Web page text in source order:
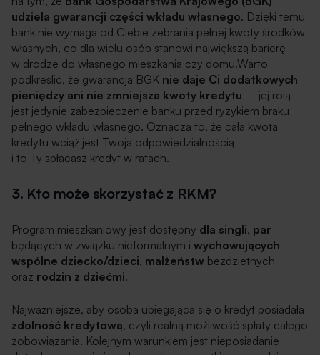
udziela gwarancji części wkładu własnego. Dzięki temu
bank nie wymaga od Ciebie zebrania pełnej kwoty środków
własnych, co dla wielu osób stanowi największą barierę
w drodze do własnego mieszkania czy domu.Warto
podkreślić, że gwarancja BGK nie daje Ci dodatkowych
pieniędzy ani nie zmniejsza kwoty kredytu – jej rolą
jest jedynie zabezpieczenie banku przed ryzykiem braku
pełnego wkładu własnego. Oznacza to, że cała kwota
kredytu wciąż jest Twoją odpowiedzialnością
i to Ty spłacasz kredyt w ratach.
3. Kto może skorzystać z RKM?
Program mieszkaniowy jest dostępny dla singli, par
będących w związku nieformalnym i wychowujących
wspólne dziecko/dzieci, małżeństw bezdzietnych
oraz rodzin z dziećmi.
Najważniejsze, aby osoba ubiegająca się o kredyt posiadała
zdolność kredytową, czyli realną możliwość spłaty całego
zobowiązania. Kolejnym warunkiem jest nieposiadanie